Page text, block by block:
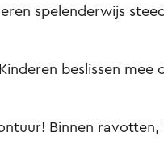
spelenderwijs
Kinderen beslissen
Binnen